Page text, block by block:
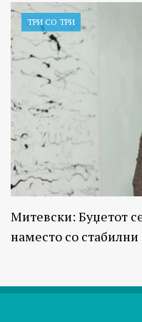
ТРИ СО ТРИ
Митевски: Буџетот
наместо со